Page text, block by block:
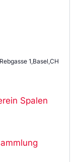
Rebgasse 1,Basel,CH
Spalen